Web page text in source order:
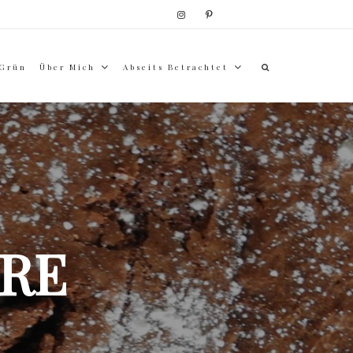
Über Mich Abseits Betrachtet